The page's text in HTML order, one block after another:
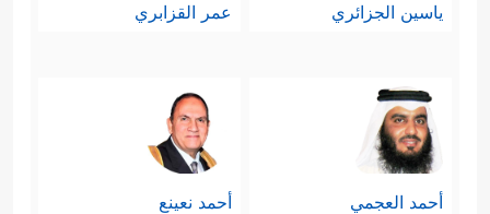
ياسين الجزائري عمر القزابري
أحمد العجمي أحمد نعينع